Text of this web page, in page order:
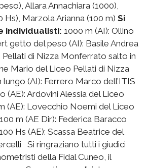
Allara Annachiara (1000),
Hs), Marzola Arianna (100 m) Si
individualisti: 1000 m (AI): Ollino
getto del peso (AI): Basile Andrea
Pellati di Nizza Monferrato salto in
Mario del Liceo Pellati di Nizza
(AI): Ferrero Marco dell’ITIS
(AE): Ardovini Alessia del Liceo
(AE): Lovecchio Noemi del Liceo
m (AE Dir): Federica Baracco
Hs (AE): Scassa Beatrice del
Si ringraziano tutti i giudici
della Fidal Cuneo, il